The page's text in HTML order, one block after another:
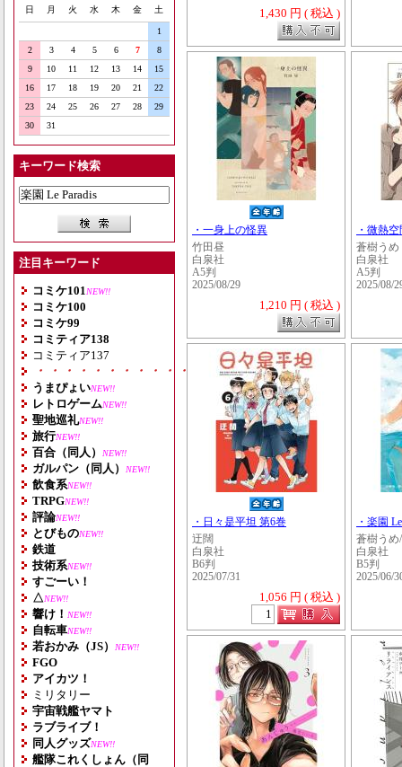
日 月 火 水 木 金 土
1
2
3 4 5 6 7
8
9
10 11 12 13 14
15
16
17 18 19 20 21
22
23
24 25 26 27 28
29
30
31
キーワード検索
注目キーワード
コミケ101 NEW!!
コミケ100
コミケ99
コミティア138
コミティア137
・・・・・・・・・・・・・・・・・・・
うまぴょいNEW!!
レトロゲームNEW!!
聖地巡礼NEW!!
旅行NEW!!
百合（同人） NEW!!
ガルパン（同人） NEW!!
飲食系NEW!!
TRPGNEW!!
評論NEW!!
とびものNEW!!
鉄道
技術系NEW!!
すごーい！
△NEW!!
響け！ NEW!!
自転車NEW!!
若おかみ（JS） NEW!!
FGO
アイカツ！
ミリタリー
宇宙戦艦ヤマト
ラブライブ！
同人グッズNEW!!
艦隊これくしょん（同
1,430 円 ( 税込 )
・一身上の怪異
竹田昼
白泉社
A5判
2025/08/29
1,210 円 ( 税込 )
・微熱
蒼樹うめ
白泉社
A5判
2025/08/
・日々是平坦 第6巻
迂闊
白泉社
B6判
2025/07/31
1,056 円 ( 税込 )
・楽園
蒼樹うめ
白泉社
B5判
2025/06/